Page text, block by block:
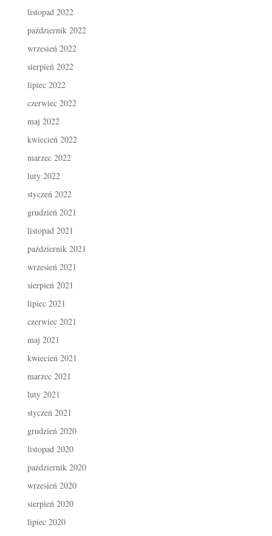
listopad 2022
październik 2022
wrzesień 2022
sierpień 2022
lipiec 2022
czerwiec 2022
maj 2022
kwiecień 2022
marzec 2022
luty 2022
styczeń 2022
grudzień 2021
listopad 2021
październik 2021
wrzesień 2021
sierpień 2021
lipiec 2021
czerwiec 2021
maj 2021
kwiecień 2021
marzec 2021
luty 2021
styczeń 2021
grudzień 2020
listopad 2020
październik 2020
wrzesień 2020
sierpień 2020
lipiec 2020